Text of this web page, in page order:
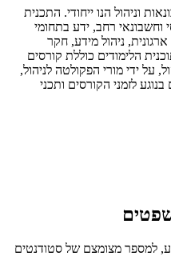
וניהול הנו ייחודי. התכנית
וחשבונאי רחב, ידע בתחומי
ניהול מידע, חקר
הלימודים כוללת קורסים
על ידי מורי הפקולטה לניהול,
לזמני הקורסים ותכני
למספר מצומצם של סטודנטים